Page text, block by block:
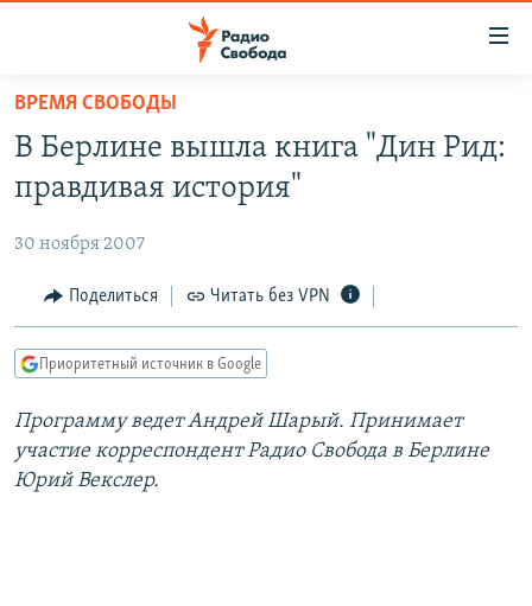
упрощенного
доступа
основному
Вернутся
главной
навигации
Вернутся
поиску
ПОДКАСТЫ
АВТОРСКИЕ ПРОЕКТЫ
ЦИТАТЫ СВОБОДЫ
МНЕНИЯ
IDEL.РЕАЛИИ
КАВКАЗ.РЕАЛИИ
СЕВЕР.РЕАЛИИ
ВРЕМЯ СВОБОДЫ
В Берлине вышла книга "Дин Рид:
правдивая история"
30 ноября 2007
Поделиться Читать без VPN
Приоритетный источник в Google
Программу ведет Андрей Шарый. Принимает
участие корреспондент Радио Свобода в Берлине
Юрий Векслер.